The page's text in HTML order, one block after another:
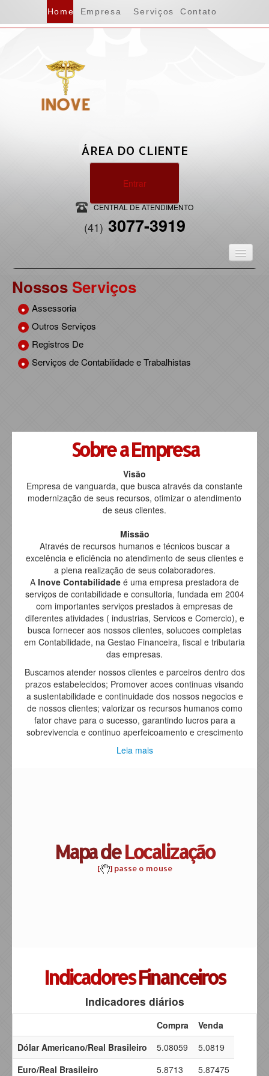
Home Empresa Serviços Contato
ÁREA DO CLIENTE
Entrar
CENTRAL DE ATENDIMENTO
(41) 3077-3919
Legislação
Utilidades
Nossos Serviços
Assessoria
Outros Serviços
Registros De
Serviços de Contabilidade e Trabalhistas
Sobre a Empresa
Visão
Empresa de vanguarda, que busca através da constante
modernização de seus recursos, otimizar o atendimento
de seus clientes.
Missão
Através de recursos humanos e técnicos buscar a
excelência e eficiência no atendimento de seus clientes e
a plena realização de seus colaboradores.
A Inove Contabilidade é uma empresa prestadora de
serviços de contabilidade e consultoria, fundada em 2004
com importantes serviços prestados à empresas de
diferentes atividades ( industrias, Servicos e Comercio), e
busca fornecer aos nossos clientes, solucoes completas
em Contabilidade, na Gestao Financeira, fiscal e tributaria
das empresas.
Buscamos atender nossos clientes e parceiros dentro dos
prazos estabelecidos; Promover acoes continuas visando
a sustentabilidade e continuidade dos nossos negocios e
de nossos clientes; valorizar os recursos humanos como
fator chave para o sucesso, garantindo lucros para a
sobrevivencia e continuo aperfeicoamento e crescimento
Leia mais
Mapa deLocalização
[ ] passe o mouse
IndicadoresFinanceiros
Indicadores diários
Compra
Venda
Dólar Americano/Real Brasileiro
5.08059
5.0819
Euro/Real Brasileiro
5.8713 5.87475